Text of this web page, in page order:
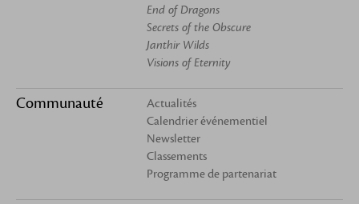
End of Dragons
Secrets of the Obscure
Janthir Wilds
Visions of Eternity
Communauté
Actualités
Calendrier événementiel
Newsletter
Classements
Programme de partenariat